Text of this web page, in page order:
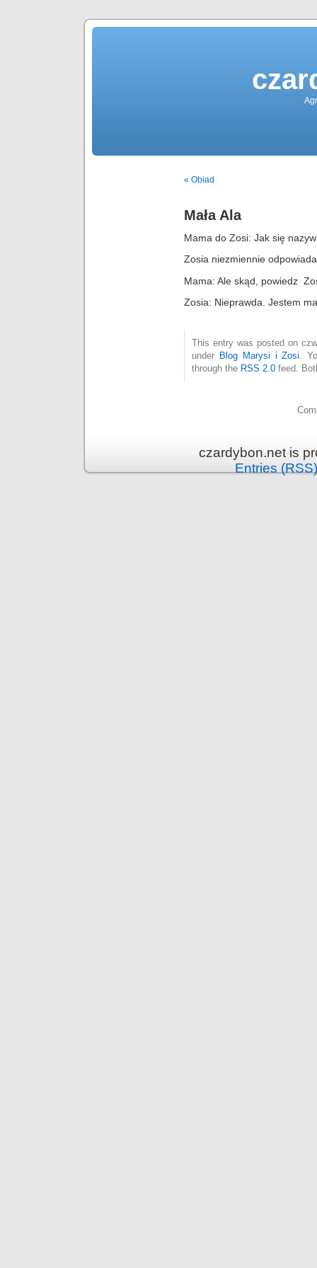
« Obiad
Mała Ala
Mama do Zosi: Jak się
Zosia niezmiennie
Mama: Ale skąd, powiedz
Zosia: Nieprawda. Jestem
This entry was posted on
under Blog Marysi i Zosi.
through the RSS 2.0 feed.
czardybon.net is
Entries (RSS)